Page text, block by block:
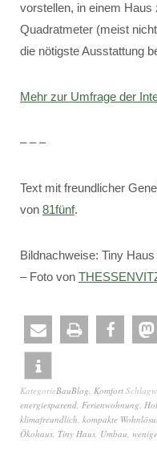
vorstellen, in einem
Quadratmeter (meist
die nötigste Ausstattung
Mehr zur Umfrage der
– – –
Text mit freundlicher
von 81fünf.
Bildnachweise: Tiny
– Foto von
KategorieBauBlog, Komfort
energiesparend, Ferienwohnung,
klimafreundlich, kompakte
Ökohaus, Tiny Haus, Umbau,